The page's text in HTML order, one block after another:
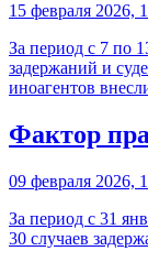
15 февраля 2026,
За период с 7 по
задержаний и
иноагентов
Фактор
09 февраля 2026,
За период с 31
30 случаев